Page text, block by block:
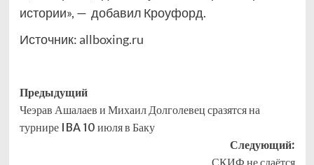
истории», — добавил Кроуфорд.
Источник: allboxing.ru
Навигация
записи
Предыдущий
Чеэрав Ашалаев и Михаил Долголевец сразятся на
турнире IBA 10 июля в Баку
Следующий:
СКИФ не сдаётся